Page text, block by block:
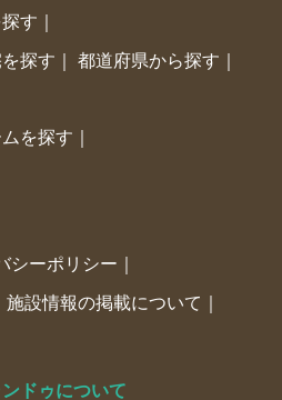
す
探す 都道府県から探す
を探す
シーポリシー
施設情報の掲載について
ドゥについて